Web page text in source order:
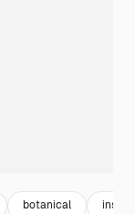
botanical